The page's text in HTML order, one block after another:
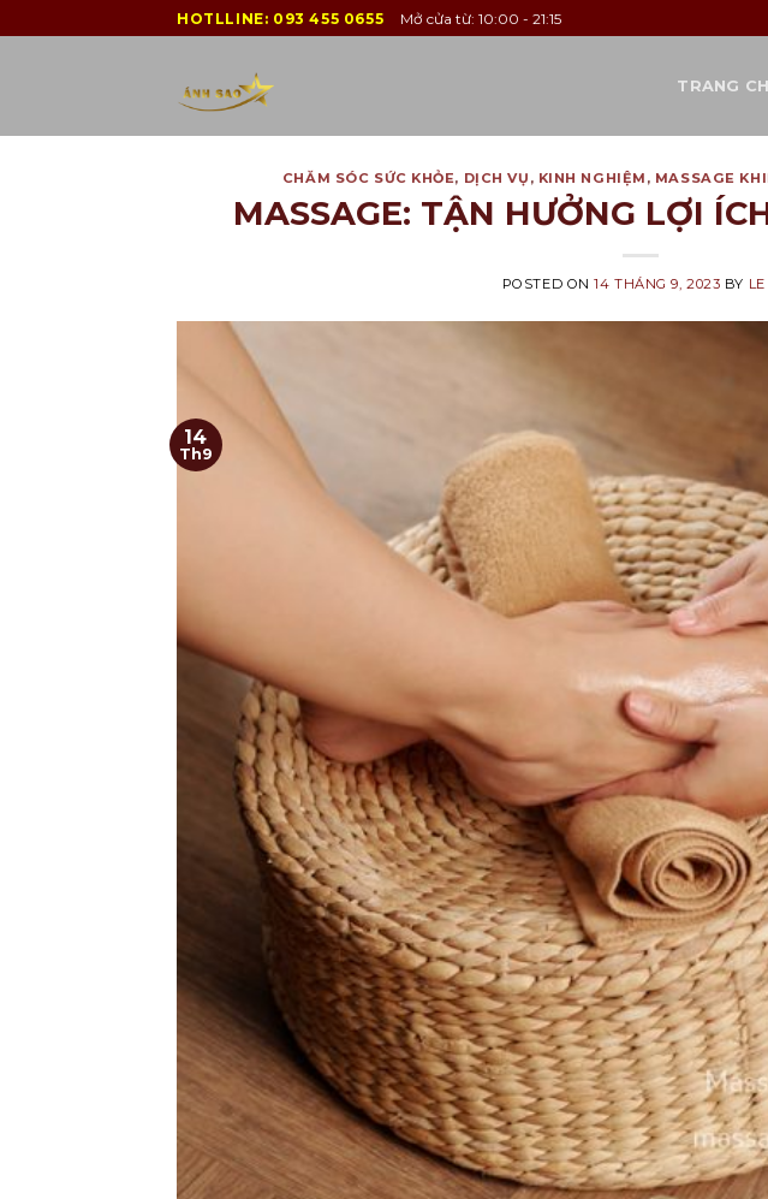
to
HOTLLINE: 093 455 0655 Mở cửa từ: 10:00 - 21:15
TRANG
CHĂM SÓC SỨC KHỎE, DỊCH VỤ , KINH NGHIỆM , MASSAGE
MASSAGE: TẬN HƯỞNG LỢI
POSTED ON14 THÁNG 9, 2023 BY
14
Th9